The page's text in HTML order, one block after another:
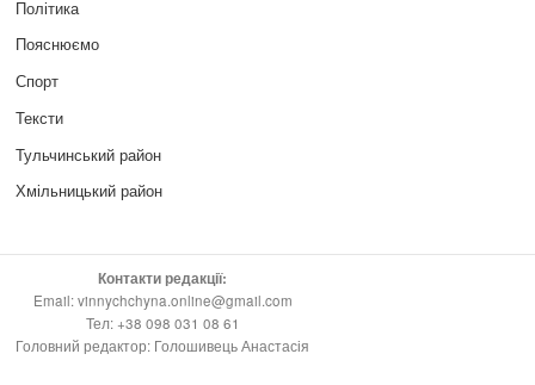
Політика
Пояснюємо
Спорт
Тексти
Тульчинський район
Хмільницький район
Контакти редакції:
Email: vinnychchyna.online@gmail.com
Тел: +38 098 031 08 61
Головний редактор: Голошивець Анастасія